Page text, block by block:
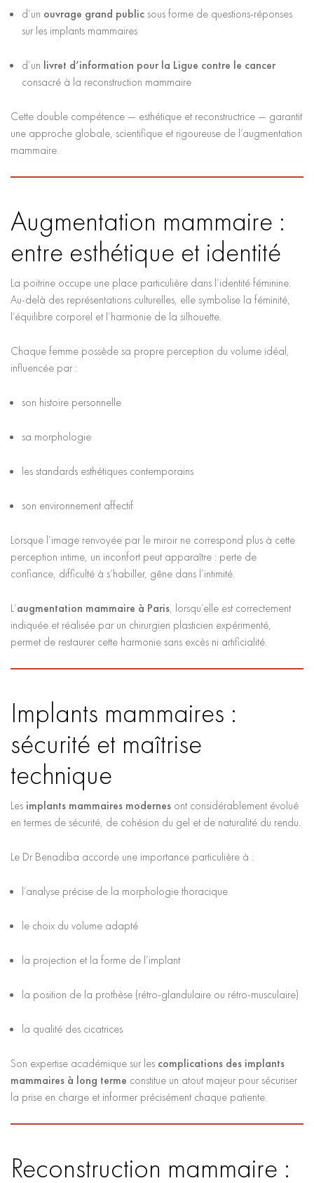
d’un ouvrage grand publicsous forme de questions-réponses
sur les implants mammaires
d’un livret d’information pour la Ligue contre le cancer
consacré à la reconstruction mammaire
Cette double compétence — esthétique et reconstructrice — garantit
une approche globale, scientifique et rigoureuse de l’augmentation
mammaire.
Augmentation mammaire :
entre esthétique et identité
La poitrine occupe une place particulière dans l’identité féminine.
Au-delà des représentations culturelles, elle symbolise la féminité,
l’équilibre corporel et l’harmonie de la silhouette.
Chaque femme possède sa propre perception du volume idéal,
influencée par :
son histoire personnelle
sa morphologie
les standards esthétiques contemporains
son environnement affectif
Lorsque l’image renvoyée par le miroir ne correspond plus à cette
perception intime, un inconfort peut apparaître : perte de
confiance, difficulté à s’habiller, gêne dans l’intimité.
L’augmentation mammaire à Paris, lorsqu’elle est correctement
indiquée et réalisée par un chirurgien plasticien expérimenté,
permet de restaurer cette harmonie sans excès ni artificialité.
Implants mammaires :
sécurité et maîtrise
technique
Les implants mammaires modernes ont considérablement évolué
en termes de sécurité, de cohésion du gel et de naturalité du rendu.
Le Dr Benadiba accorde une importance particulière à :
l’analyse précise de la morphologie thoracique
le choix du volume adapté
la projection et la forme de l’implant
la position de la prothèse (rétro-glandulaire ou rétro-musculaire)
la qualité des cicatrices
Son expertise académique sur les complications des implants
mammaires à long terme constitue un atout majeur pour sécuriser
la prise en charge et informer précisément chaque patiente.
Reconstruction mammaire :